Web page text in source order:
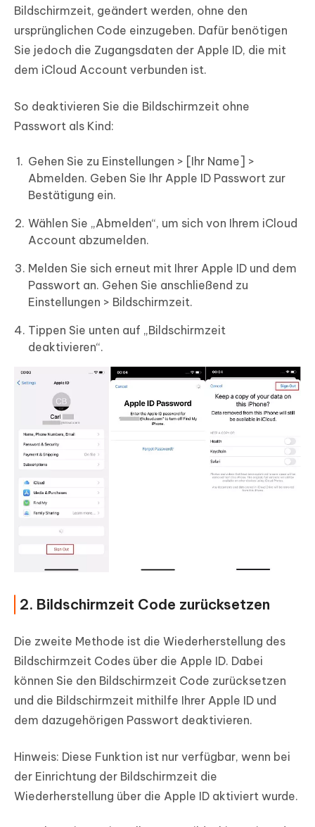
Bildschirmzeit, geändert werden, ohne den
ursprünglichen Code einzugeben. Dafür benötigen
Sie jedoch die Zugangsdaten der Apple ID, die mit
dem iCloud Account verbunden ist.
So deaktivieren Sie die Bildschirmzeit ohne
Passwort als Kind:
Gehen Sie zu Einstellungen > [Ihr Name] >
Abmelden. Geben Sie Ihr Apple ID Passwort zur
Bestätigung ein.
Wählen Sie „Abmelden“, um sich von Ihrem iCloud
Account abzumelden.
Melden Sie sich erneut mit Ihrer Apple ID und dem
Passwort an. Gehen Sie anschließend zu
Einstellungen > Bildschirmzeit.
Tippen Sie unten auf „Bildschirmzeit
deaktivieren“.
2. Bildschirmzeit Code zurücksetzen
Die zweite Methode ist die Wiederherstellung des
Bildschirmzeit Codes über die Apple ID. Dabei
können Sie den Bildschirmzeit Code zurücksetzen
und die Bildschirmzeit mithilfe Ihrer Apple ID und
dem dazugehörigen Passwort deaktivieren.
Hinweis: Diese Funktion ist nur verfügbar, wenn bei
der Einrichtung der Bildschirmzeit die
Wiederherstellung über die Apple ID aktiviert wurde.